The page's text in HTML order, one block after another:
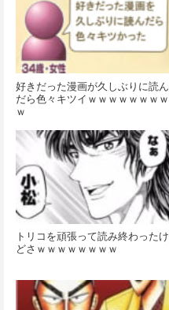
好きだった漫画が久しぶりに読ん
だら色々キツイｗｗｗｗｗｗｗｗ
ｗ
トリコを頑張って読み終わったけ
どさｗｗｗｗｗｗｗｗ